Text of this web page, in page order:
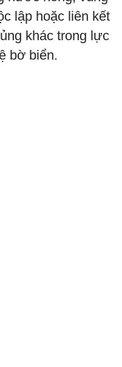
lập hoặc liên kết
khác trong lực
bờ biển.